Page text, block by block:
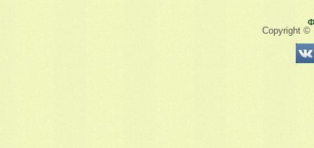
Copyright ©